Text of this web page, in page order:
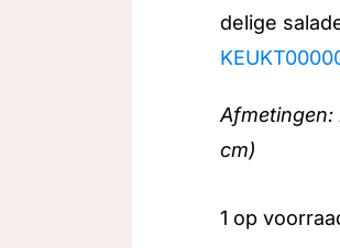
delige
cm)
1 op